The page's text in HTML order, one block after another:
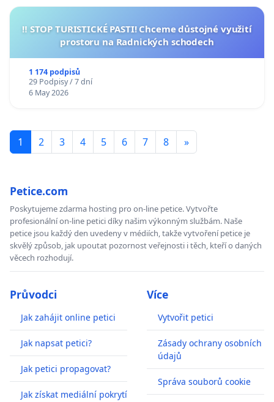
‼️ STOP TURISTICKÉ PASTI! Chceme důstojné využití
prostoru na Radnických schodech
1 174 podpisů
29 Podpisy / 7 dní
6 May 2026
1 2 3 4 5 6 7 8 »
Petice.com
Poskytujeme zdarma hosting pro on-line petice. Vytvořte
profesionální on-line petici díky našim výkonným službám. Naše
petice jsou každý den uvedeny v médiích, takže vytvoření petice je
skvělý způsob, jak upoutat pozornost veřejnosti i těch, kteří o daných
věcech rozhodují.
Průvodci
Jak zahájit online petici
Jak napsat petici?
Jak petici propagovat?
Jak získat mediální pokrytí
Více
Vytvořit petici
Zásady ochrany osobních
údajů
Správa souborů cookie